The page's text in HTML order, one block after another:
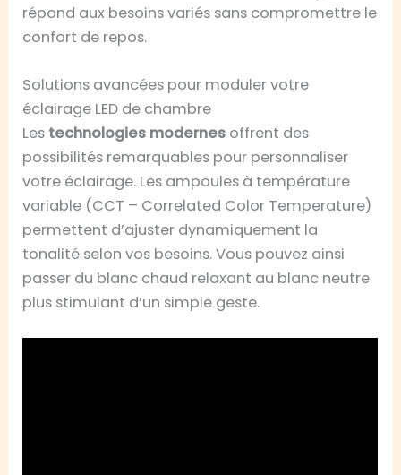
répond aux besoins variés sans compromettre le
confort de repos.
Solutions avancées pour moduler votre
éclairage LED de chambre
Les technologies modernes offrent des
possibilités remarquables pour personnaliser
votre éclairage. Les ampoules à température
variable (CCT – Correlated Color Temperature)
permettent d’ajuster dynamiquement la
tonalité selon vos besoins. Vous pouvez ainsi
passer du blanc chaud relaxant au blanc neutre
plus stimulant d’un simple geste.